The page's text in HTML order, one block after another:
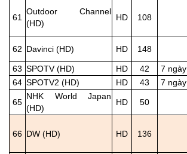
61
Outdoor Channel
(HD)
HD 108
62 Davinci (HD) HD 148
63 SPOTV (HD) HD 42 7 ngày
64 SPOTV2 (HD) HD 43 7 ngày
65
NHK World Japan
(HD)
HD 50
66 DW (HD) HD 136